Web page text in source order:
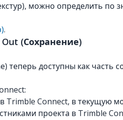
можно определить по
.
(Сохранение)
доступны как часть
Trimble Connect, в текущую
проекта в Trimble